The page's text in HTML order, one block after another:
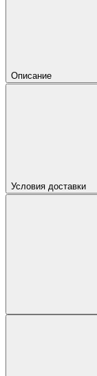
Описание
Условия доставки